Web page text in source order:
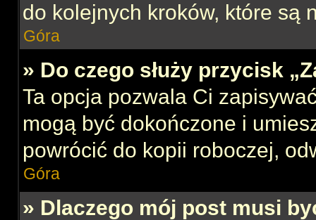
do kolejnych kroków, które są
Góra
» Do czego służy przycisk
Ta opcja pozwala Ci
mogą być dokończone i
powrócić do kopii roboczej,
Góra
» Dlaczego mój post musi